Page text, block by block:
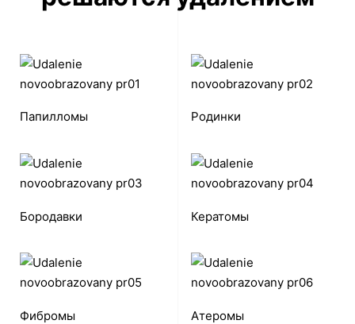
Папилломы Родинки
Бородавки Кератомы
Фибромы Атеромы